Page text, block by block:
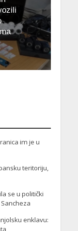
im je u
teritoriju,
se u politički
enklavu: